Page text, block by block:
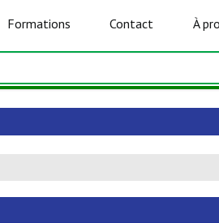
Formations Contact À